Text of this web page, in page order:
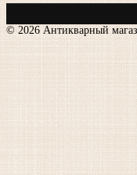
© 2026 Антикварный